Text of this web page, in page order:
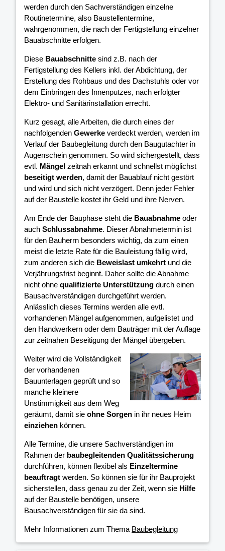
werden durch den Sachverständigen einzelne
Routinetermine, also Baustellentermine,
wahrgenommen, die nach der Fertigstellung einzelner
Bauabschnitte erfolgen.
Diese Bauabschnitte sind z.B. nach der
Fertigstellung des Kellers inkl. der Abdichtung, der
Erstellung des Rohbaus und des Dachstuhls oder vor
dem Einbringen des Innenputzes, nach erfolgter
Elektro- und Sanitärinstallation errecht.
Kurz gesagt, alle Arbeiten, die durch eines der
nachfolgenden Gewerke verdeckt werden, werden im
Verlauf der Baubegleitung durch den Baugutachter in
Augenschein genommen. So wird sichergestellt, dass
evtl. Mängel zeitnah erkannt und schnellst möglichst
beseitigt werden, damit der Bauablauf nicht gestört
und wird und sich nicht verzögert. Denn jeder Fehler
auf der Baustelle kostet ihr Geld und ihre Nerven.
Am Ende der Bauphase steht die Bauabnahme oder
auch Schlussabnahme. Dieser Abnahmetermin ist
für den Bauherrn besonders wichtig, da zum einen
meist die letzte Rate für die Bauleistung fällig wird,
zum anderen sich die Beweislast umkehrt und die
Verjährungsfrist beginnt. Daher sollte die Abnahme
nicht ohne qualifizierte Unterstützung durch einen
Bausachverständigen durchgeführt werden.
Anlässlich dieses Termins werden alle evtl.
vorhandenen Mängel aufgenommen, aufgelistet und
den Handwerkern oder dem Bauträger mit der Auflage
zur zeitnahen Beseitigung der Mängel übergeben.
Weiter wird die Vollständigkeit
der vorhandenen
Bauunterlagen geprüft und so
manche kleinere
Unstimmigkeit aus dem Weg
geräumt, damit sie ohne Sorgen in ihr neues Heim
einziehen können.
Alle Termine, die unsere Sachverständigen im
Rahmen der baubegleitenden Qualitätssicherung
durchführen, können flexibel als Einzeltermine
beauftragt werden. So können sie für ihr Bauprojekt
sicherstellen, dass genau zu der Zeit, wenn sie Hilfe
auf der Baustelle benötigen, unsere
Bausachverständigen für sie da sind.
Mehr Informationen zum Thema Baubegleitung